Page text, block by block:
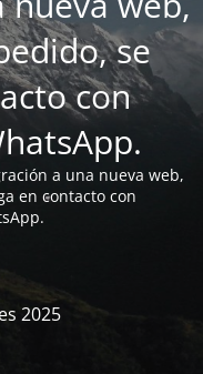
se
con
a una nueva web,
en contacto con
2025